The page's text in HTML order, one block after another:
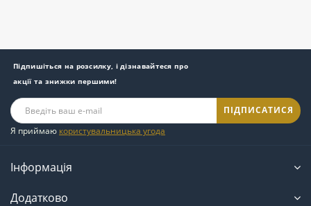
Підпишіться на розсилку, і дізнавайтеся про
акції та знижки першими!
ПІДПИСАТИСЯ
Я приймаю користувальницька угода
Інформація
Додатково